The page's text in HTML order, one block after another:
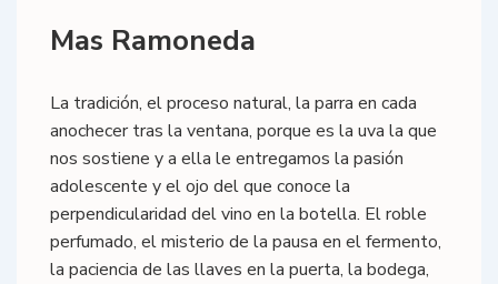
Mas Ramoneda
La tradición, el proceso natural, la parra en cada
anochecer tras la ventana, porque es la uva la que
nos sostiene y a ella le entregamos la pasión
adolescente y el ojo del que conoce la
perpendicularidad del vino en la botella. El roble
perfumado, el misterio de la pausa en el fermento,
la paciencia de las llaves en la puerta, la bodega,